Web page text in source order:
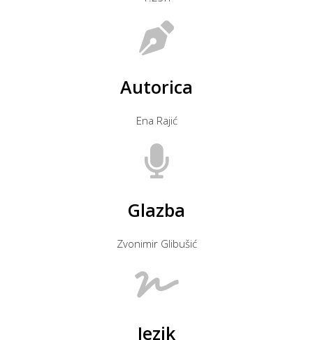
Autorica
Ena Rajić
Glazba
Zvonimir Glibušić
Jezik